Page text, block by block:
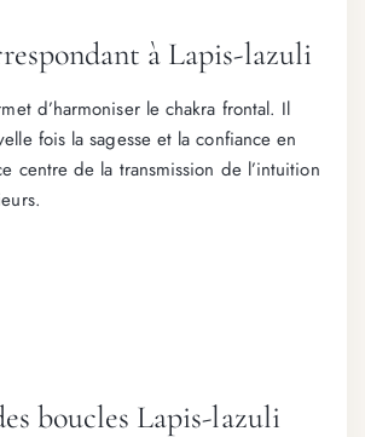
à Lapis-lazuli
d’harmoniser le chakra frontal. Il
fois la sagesse et la confiance en
centre de la transmission de l’intuition
boucles Lapis-lazuli